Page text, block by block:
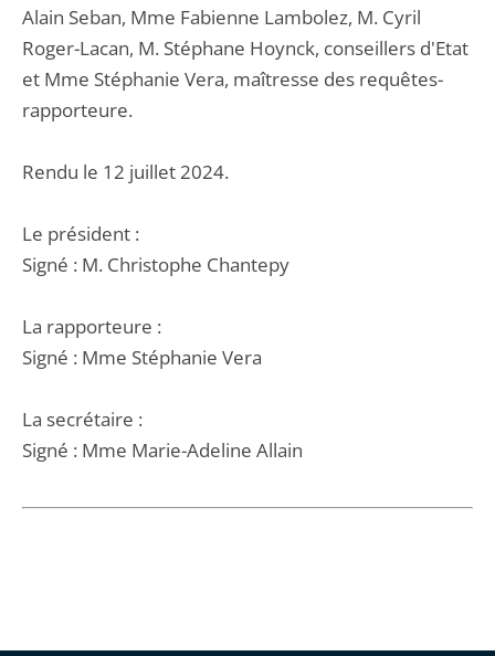
Alain Seban, Mme Fabienne Lambolez, M. Cyril
Roger-Lacan, M. Stéphane Hoynck, conseillers d'Etat
et Mme Stéphanie Vera, maîtresse des requêtes-
rapporteure.
Rendu le 12 juillet 2024.
Le président :
Signé : M. Christophe Chantepy
La rapporteure :
Signé : Mme Stéphanie Vera
La secrétaire :
Signé : Mme Marie-Adeline Allain